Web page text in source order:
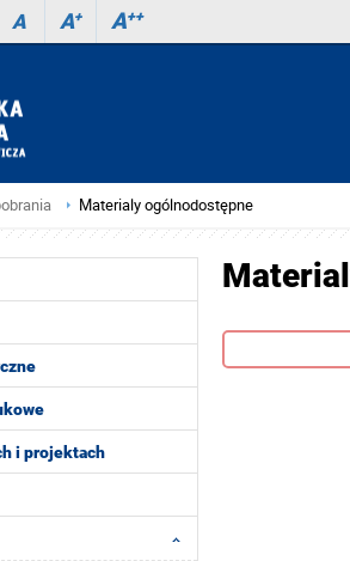
A A+ A++
Materialy ogólnodostępne
i projektach